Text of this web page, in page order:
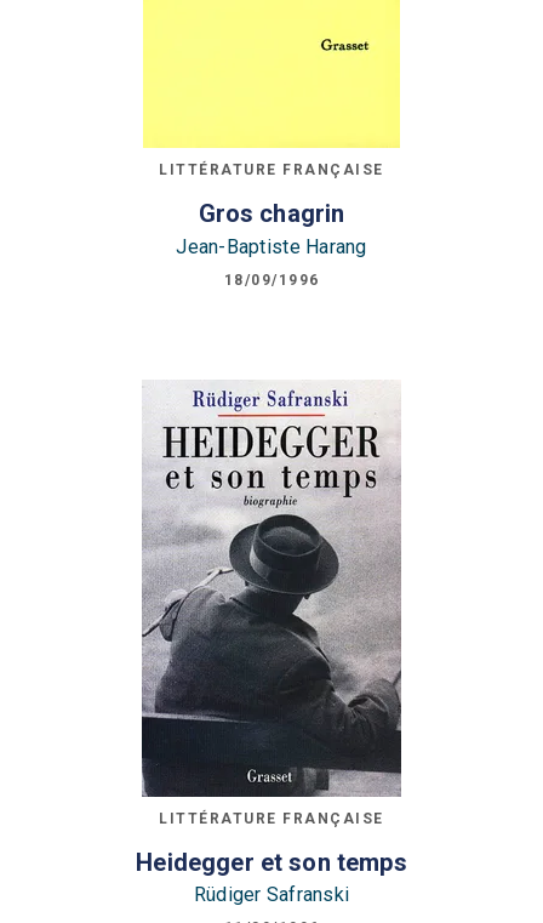
LITTÉRATURE FRANÇAISE
Gros chagrin
Jean-Baptiste Harang
18/09/1996
LITTÉRATURE FRANÇAISE
Heidegger et son temps
Rüdiger Safranski